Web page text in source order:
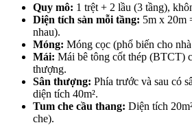
Quy mô: 1 trệt + 2 lầu (3 tầng),
Diện tích sàn mỗi tầng: 5m x 20m
nhau).
Móng: Móng cọc (phổ biến cho
Mái: Mái bê tông cốt thép (BTCT)
thượng.
Sân thượng: Phía trước và sau có
diện tích 40m².
Tum che cầu thang: Diện tích
che).